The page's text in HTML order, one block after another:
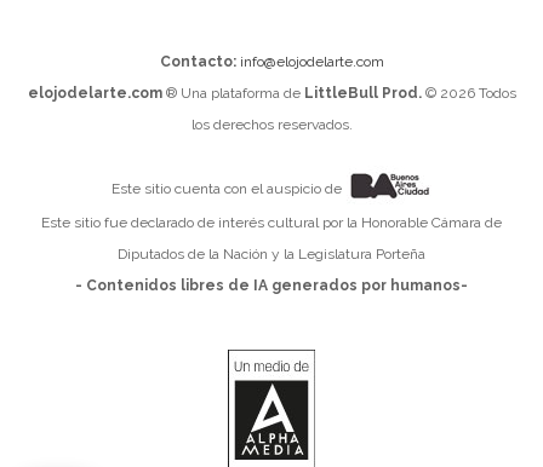
Contacto: info@elojodelarte.com
elojodelarte.com® Una plataforma de LittleBull Prod.© 2026 Todos
los derechos reservados.
Este sitio cuenta con el auspicio de
Este sitio fue declarado de interés cultural por la Honorable Cámara de
Diputados de la Nación y la Legislatura Porteña
- Contenidos libres de IA generados por humanos-